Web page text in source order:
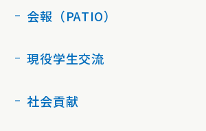
会報（PATIO）
現役学生交流
社会貢献